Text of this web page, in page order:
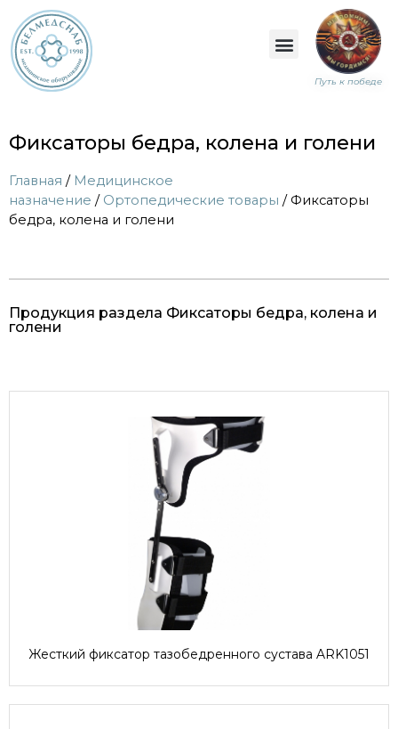
Путь к победе
Фиксаторы бедра, колена и голени
Главная / Медицинское
назначение / Ортопедические товары / Фиксаторы
бедра, колена и голени
Продукция раздела Фиксаторы бедра, колена и
голени
Жесткий фиксатор тазобедренного сустава ARK1051